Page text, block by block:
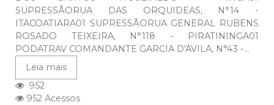
SUPRESSÃORUA DAS ORQUIDEAS, N°14 -
ITACOATIARA01 SUPRESSÃORUA GENERAL RUBENS
ROSADO TEIXEIRA, N°118 - PIRATININGA01
PODATRAV COMANDANTE GARCIA D'ÁVILA, N°43 -...
Leia mais
952
952 Acessos